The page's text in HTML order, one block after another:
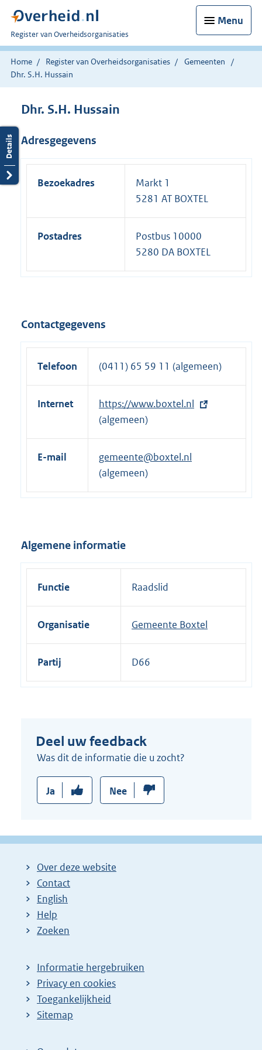
Menu
U
bent
nu
hier:
Register van Overheidsorganisaties
Home Register van Overheidsorganisaties
Gemeenten
Dhr. S.H. Hussain
Dhr. S.H. Hussain
Adresgegevens
Bezoekadres
Markt 1
5281 AT BOXTEL
Postadres
Postbus 10000
5280 DA BOXTEL
Contactgegevens
Telefoon (0411) 65 59 11 (algemeen)
Internet
E
x
t
r
e
n
k
https://www.boxtel.nl
(algemeen)
E-mail
gemeente@boxtel.nl
(algemeen)
Algemene informatie
Functie Raadslid
Organisatie Gemeente Boxtel
Partij D66
Deel uw feedback
Was dit de informatie die u zocht?
Ja Nee
Over deze website
Contact
English
Help
Zoeken
Informatie hergebruiken
Privacy en cookies
Toegankelijkheid
Sitemap